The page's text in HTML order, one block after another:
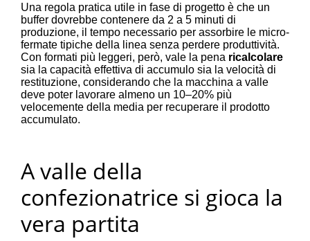
Una regola pratica utile in fase di progetto è che un
buffer dovrebbe contenere da 2 a 5 minuti di
produzione, il tempo necessario per assorbire le micro-
fermate tipiche della linea senza perdere produttività.
Con formati più leggeri, però, vale la pena ricalcolare
sia la capacità effettiva di accumulo sia la velocità di
restituzione, considerando che la macchina a valle
deve poter lavorare almeno un 10–20% più
velocemente della media per recuperare il prodotto
accumulato.
A valle della
confezionatrice si gioca la
vera partita